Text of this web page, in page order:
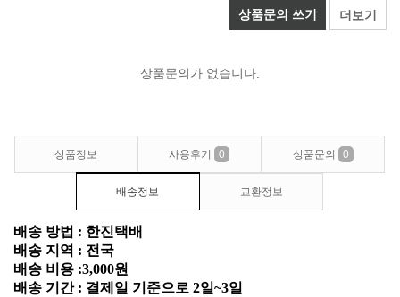
상품문의 쓰기 더보기
상품문의가 없습니다.
상품정보 사용후기 0 상품문의 0
배송정보 교환정보
배송 방법 : 한진택배
배송 지역 : 전국
배송 비용 :3,000원
배송 기간 : 결제일 기준으로 2일~3일